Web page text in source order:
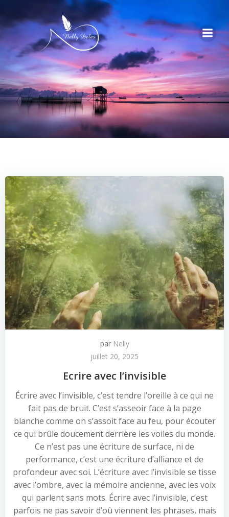
par Nelly
juillet 20, 2025
Ecrire avec l’invisible
Écrire avec l’invisible, c’est tendre l’oreille à ce qui ne
fait pas de bruit. C’est s’asseoir face à la page
blanche comme on s’assoit face au feu, pour écouter
ce qui brûle doucement derrière les voiles du monde.
Ce n’est pas une écriture de surface, ni de
performance, c’est une écriture d’alliance et de
profondeur avec soi. L’écriture avec l’invisible se tisse
avec l’ombre, avec la mémoire ancienne, avec les voix
qui parlent sans mots. Écrire avec l’invisible, c’est
parfois ne pas savoir d’où viennent les phrases, mais